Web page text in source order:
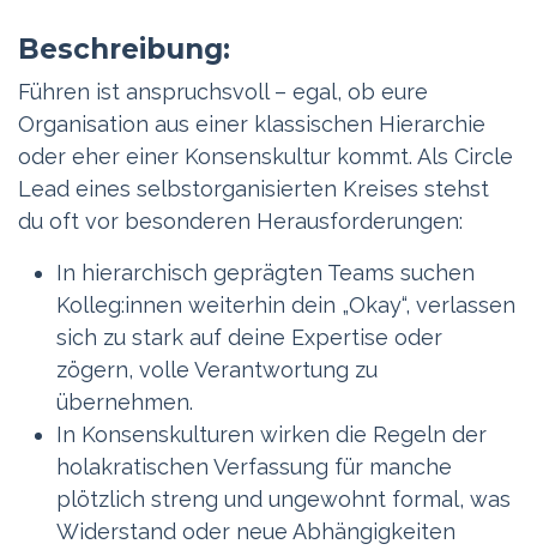
Beschreibung:
Führen ist anspruchsvoll – egal, ob eure
Organisation aus einer klassischen Hierarchie
oder eher einer Konsenskultur kommt. Als Circle
Lead eines selbstorganisierten Kreises stehst
du oft vor besonderen Herausforderungen:
In hierarchisch geprägten Teams suchen
Kolleg:innen weiterhin dein „Okay“, verlassen
sich zu stark auf deine Expertise oder
zögern, volle Verantwortung zu
übernehmen.
In Konsenskulturen wirken die Regeln der
holakratischen Verfassung für manche
plötzlich streng und ungewohnt formal, was
Widerstand oder neue Abhängigkeiten